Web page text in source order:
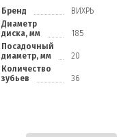
Бренд
ВИХРЬ
Диаметр
диска, мм
185
Посадочный
диаметр, мм
20
Количество
зубьев
36